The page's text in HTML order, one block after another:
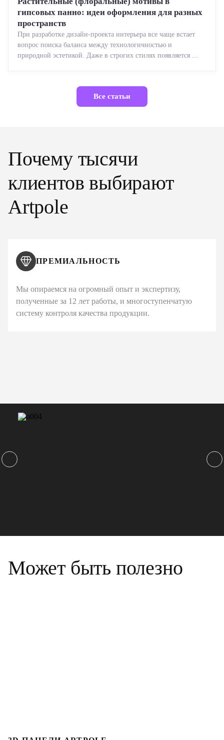
гипсовых панно: идеи оформления для разных
пространств
При разработке дизайн-проекта интерьера все чаще встает
вопрос поиска баланса между технологичностью и
природной эстетикой. Даже в строгих стилях появляется ...
Все статьи
Почему тысячи
клиентов выбирают
Artpole
ПРЕМИАЛЬНОСТЬ
Мы опираемся на огромный опыт и экспертизу,
полученные за 12 лет работы, и многоступенчатую
систему контроля качества продукции.
Может быть полезно